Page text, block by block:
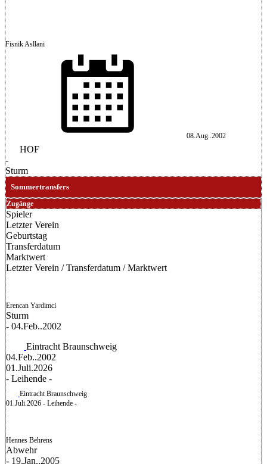
Fisnik Asllani
08.Aug..2002
HOF
-
Sturm
Sommertransfers
Zugänge
Spieler
Letzter Verein
Geburtstag
Transferdatum
Marktwert
Letzter Verein / Transferdatum / Marktwert
Erencan Yardimci
Sturm
- 04.Feb..2002
Eintracht Braunschweig
04.Feb..2002
01.Juli.2026
- Leihende -
Eintracht Braunschweig
01.Juli.2026 - Leihende -
Hennes Behrens
Abwehr
- 19.Jan..2005